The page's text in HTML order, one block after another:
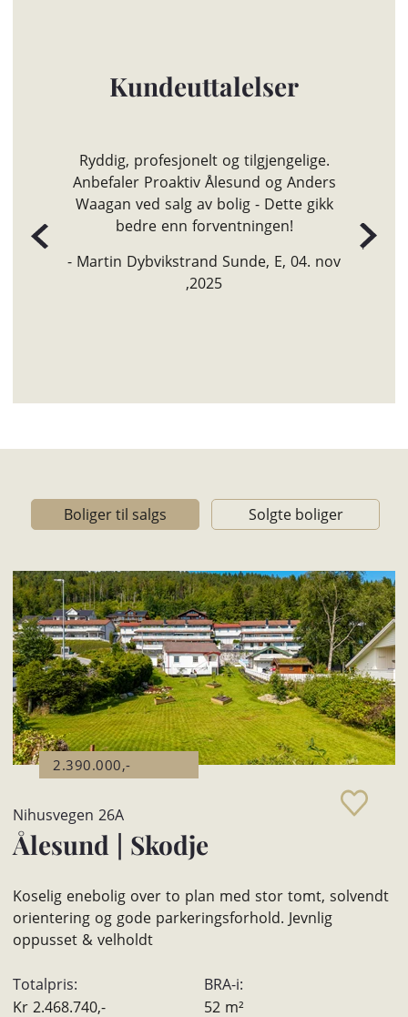
Kundeuttalelser
Jon Kristian tok tilgjengelighet til et helt
nytt nivå. Tett oppfølging og rådgivning
gjennom hele prosessen. Var også svært
aktiv på markedet for å skaffe oss en ny
- Fredrik Eide Midtbø, E, 03. nov ,2025
Boliger til salgs Solgte boliger
2.390.000,-
Nihusvegen 26A
Ålesund | Skodje
Koselig enebolig over to plan med stor tomt, solvendt
orientering og gode parkeringsforhold. Jevnlig
oppusset & velholdt
Totalpris:
Kr 2.468.740,-
BRA-i:
52 m²